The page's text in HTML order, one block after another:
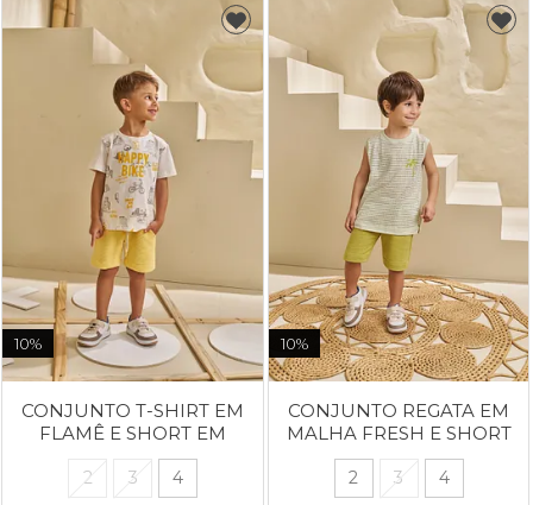
10%
CONJUNTO T-SHIRT EM
FLAMÊ E SHORT EM
JACQUARD ONDULÊ
2 3 4
10%
CONJUNTO REGATA EM
MALHA FRESH E SHORT
EM MOLETINHO
2 3 4